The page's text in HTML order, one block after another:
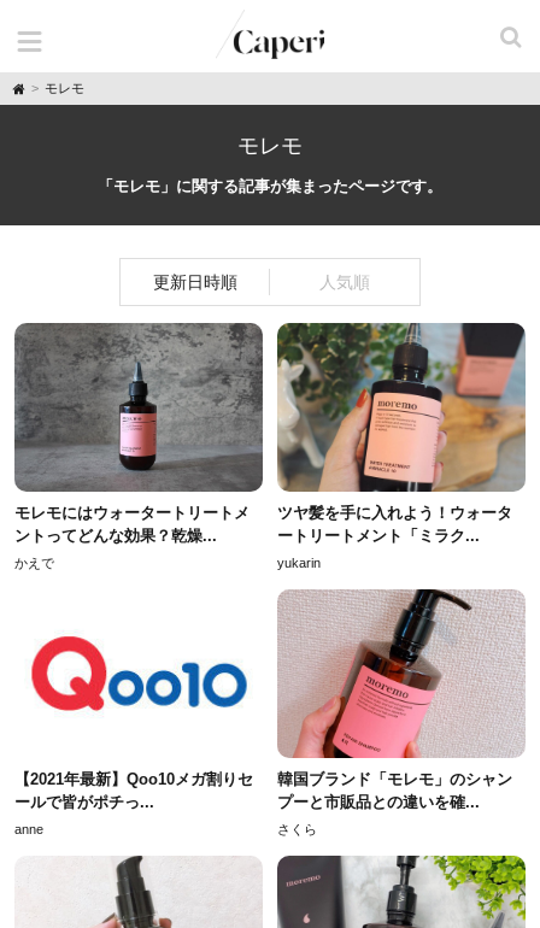
H
o
モレモ
モレモ
「モレモ」に関する記事が集まったページです。
更新日時順 人気順
モレモにはウォータートリートメ
ントってどんな効果？乾燥...
かえで
ツヤ髪を手に入れよう！ウォータ
ートリートメント「ミラク...
yukarin
【2021年最新】Qoo10メガ割りセ
ールで皆がポチっ...
anne
韓国ブランド「モレモ」のシャン
プーと市販品との違いを確...
さくら